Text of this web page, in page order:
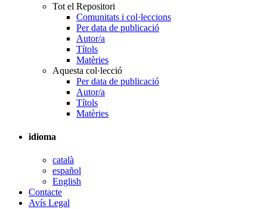
Tot el Repositori
Comunitats i col·leccions
Per data de publicació
Autor/a
Títols
Matèries
Aquesta col·lecció
Per data de publicació
Autor/a
Títols
Matèries
idioma
català
español
English
Contacte
Avís Legal